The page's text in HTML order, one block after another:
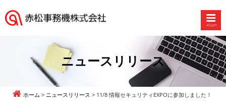
メニュー
ニュースリリース
ホーム ニュースリリース 11/8 情報セキュリティEXPOに参加しました！